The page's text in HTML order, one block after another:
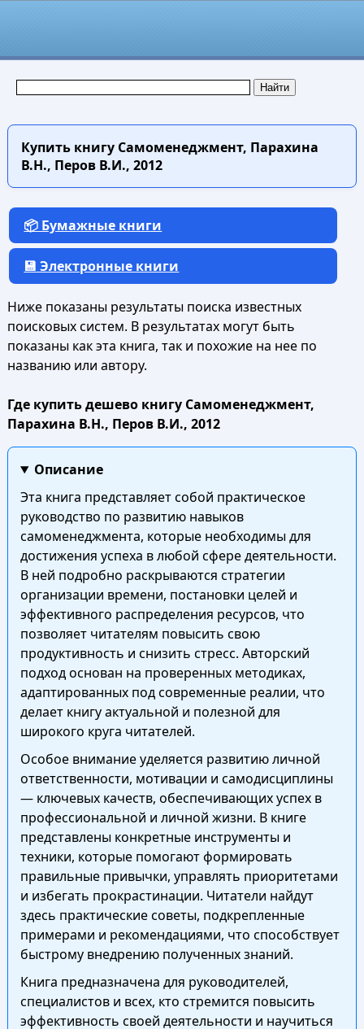
Купить книгуСамоменеджмент, Парахина
В.Н., Перов В.И., 2012
📦 Бумажные книги
💾 Электронные книги
Ниже показаны результаты поиска известных
поисковых систем. В результатах могут быть
показаны как эта книга, так и похожие на нее по
названию или автору.
Где купить дешево книгу Самоменеджмент,
Парахина В.Н., Перов В.И., 2012
Описание
Эта книга представляет собой практическое
руководство по развитию навыков
самоменеджмента, которые необходимы для
достижения успеха в любой сфере деятельности.
В ней подробно раскрываются стратегии
организации времени, постановки целей и
эффективного распределения ресурсов, что
позволяет читателям повысить свою
продуктивность и снизить стресс. Авторский
подход основан на проверенных методиках,
адаптированных под современные реалии, что
делает книгу актуальной и полезной для
широкого круга читателей.
Особое внимание уделяется развитию личной
ответственности, мотивации и самодисциплины
— ключевых качеств, обеспечивающих успех в
профессиональной и личной жизни. В книге
представлены конкретные инструменты и
техники, которые помогают формировать
правильные привычки, управлять приоритетами
и избегать прокрастинации. Читатели найдут
здесь практические советы, подкрепленные
примерами и рекомендациями, что способствует
быстрому внедрению полученных знаний.
Книга предназначена для руководителей,
специалистов и всех, кто стремится повысить
эффективность своей деятельности и научиться